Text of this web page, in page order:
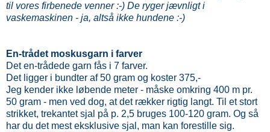
til vores firbenede venner :-) De ryger jævnligt i
vaskemaskinen - ja, altså ikke hundene :-)
En-trådet moskusgarn i farver
Det en-trådede garn fås i 7 farver.
Det ligger i bundter af 50 gram og koster 375,-
Jeg kender ikke løbende meter - måske omkring 400 m pr.
50 gram - men ved dog, at det rækker rigtig langt. Til et stort
strikket, trekantet sjal på p. 2,5 bruges 100-120 gram. Og så
har du det mest eksklusive sjal, man kan forestille sig.